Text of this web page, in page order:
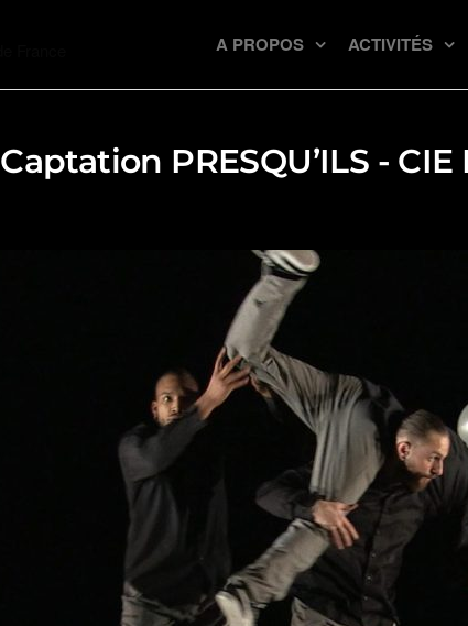
A PROPOS ACTIVITÉS
Captation PRESQU’ILS - CIE